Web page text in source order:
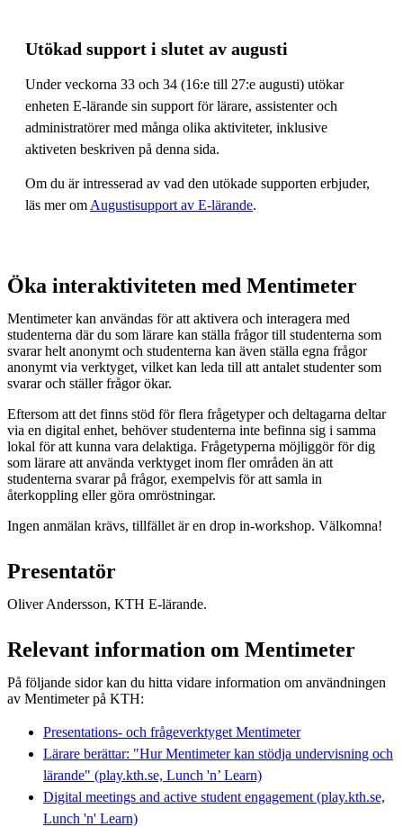
Utökad support i slutet av augusti
Under veckorna 33 och 34 (16:e till 27:e augusti) utökar
enheten E-lärande sin support för lärare, assistenter och
administratörer med många olika aktiviteter, inklusive
aktiveten beskriven på denna sida.
Om du är intresserad av vad den utökade supporten erbjuder,
läs mer om Augustisupport av E-lärande.
Öka interaktiviteten med Mentimeter
Mentimeter kan användas för att aktivera och interagera med
studenterna där du som lärare kan ställa frågor till studenterna som
svarar helt anonymt och studenterna kan även ställa egna frågor
anonymt via verktyget, vilket kan leda till att antalet studenter som
svarar och ställer frågor ökar.
Eftersom att det finns stöd för flera frågetyper och deltagarna deltar
via en digital enhet, behöver studenterna inte befinna sig i samma
lokal för att kunna vara delaktiga. Frågetyperna möjliggör för dig
som lärare att använda verktyget inom fler områden än att
studenterna svarar på frågor, exempelvis för att samla in
återkoppling eller göra omröstningar.
Ingen anmälan krävs, tillfället är en drop in-workshop. Välkomna!
Presentatör
Oliver Andersson, KTH E-lärande.
Relevant information om Mentimeter
På följande sidor kan du hitta vidare information om användningen
av Mentimeter på KTH:
Presentations- och frågeverktyget Mentimeter
Lärare berättar: "Hur Mentimeter kan stödja undervisning och
lärande" (play.kth.se, Lunch 'n’ Learn)
Digital meetings and active student engagement (play.kth.se,
Lunch 'n' Learn)